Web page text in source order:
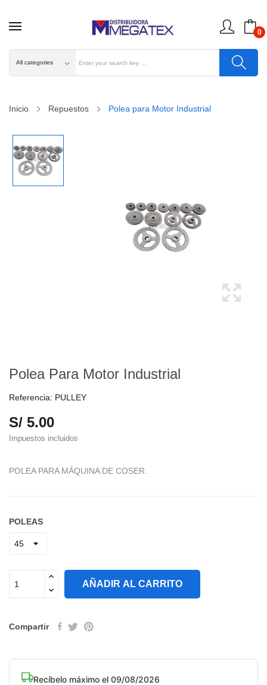
0
Inicio Repuestos Polea para Motor Industrial
Polea Para Motor Industrial
Referencia: PULLEY
S/ 5.00
Impuestos incluidos
POLEA PARA MÁQUINA DE COSER.
POLEAS
AÑADIR AL CARRITO
Compartir
Recíbelo máximo el 09/08/2026